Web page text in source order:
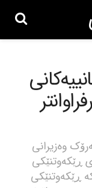
وه‌زیرانی
ڕێکەوتنێکی
ڕێکەوتنێکی